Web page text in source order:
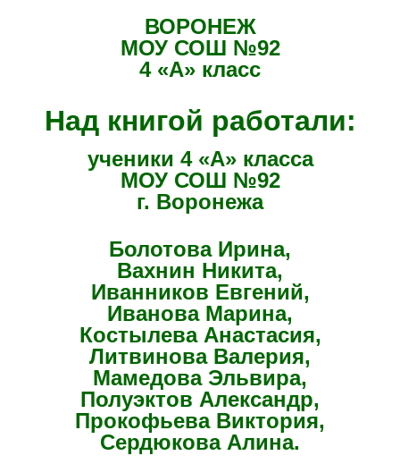
ВОРОНЕЖ
МОУ СОШ №92
4 «А» класс
Над книгой работали:
ученики 4 «А» класса
МОУ СОШ №92
г. Воронежа
Болотова Ирина,
Вахнин Никита,
Иванников Евгений,
Иванова Марина,
Костылева Анастасия,
Литвинова Валерия,
Мамедова Эльвира,
Полуэктов Александр,
Прокофьева Виктория,
Сердюкова Алина.